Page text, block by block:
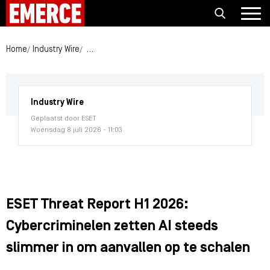
Home Industry Wire ESET Threat Report H1 2026: Cybercriminelen
Industry Wire
Geplaatst door ESET
Woensdag 8 juli 2026 - 11:03
ESET Threat Report H1 2026:
Cybercriminelen zetten AI steeds
slimmer in om aanvallen op te schalen